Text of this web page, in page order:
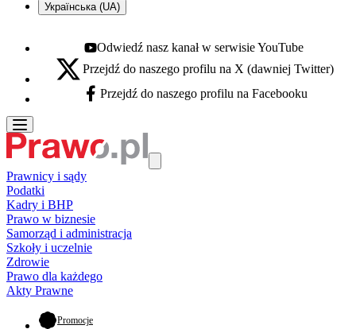
Українська (UA)
Youtube - otwiera się w nowej karcie
Odwiedź nasz kanał w serwisie YouTube
X - otwiera się w nowej karcie
Przejdź do naszego profilu na X (dawniej Twitter)
Facebook - otwiera się w nowej karcie
Przejdź do naszego profilu na Facebooku
Prawnicy i sądy
Podatki
Kadry i BHP
Prawo w biznesie
Samorząd i administracja
Szkoły i uczelnie
Zdrowie
Prawo dla każdego
Akty Prawne
Promocje- otwiera się w nowej karcie